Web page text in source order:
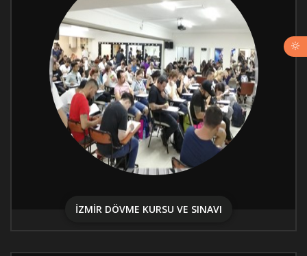
İZMİR DÖVME KURSU VE SINAVI